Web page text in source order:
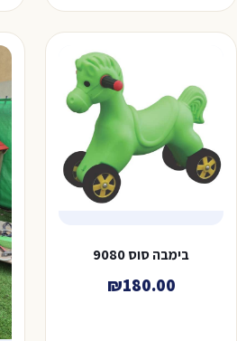
בימבה סוס 9080
₪180.00